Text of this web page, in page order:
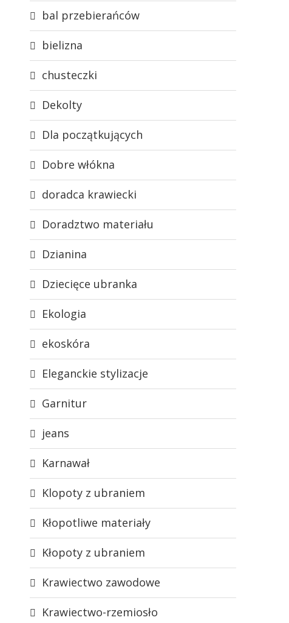
bal przebierańców
bielizna
chusteczki
Dekolty
Dla początkujących
Dobre włókna
doradca krawiecki
Doradztwo materiału
Dzianina
Dziecięce ubranka
Ekologia
ekoskóra
Eleganckie stylizacje
Garnitur
jeans
Karnawał
Klopoty z ubraniem
Kłopotliwe materiały
Kłopoty z ubraniem
Krawiectwo zawodowe
Krawiectwo-rzemiosło